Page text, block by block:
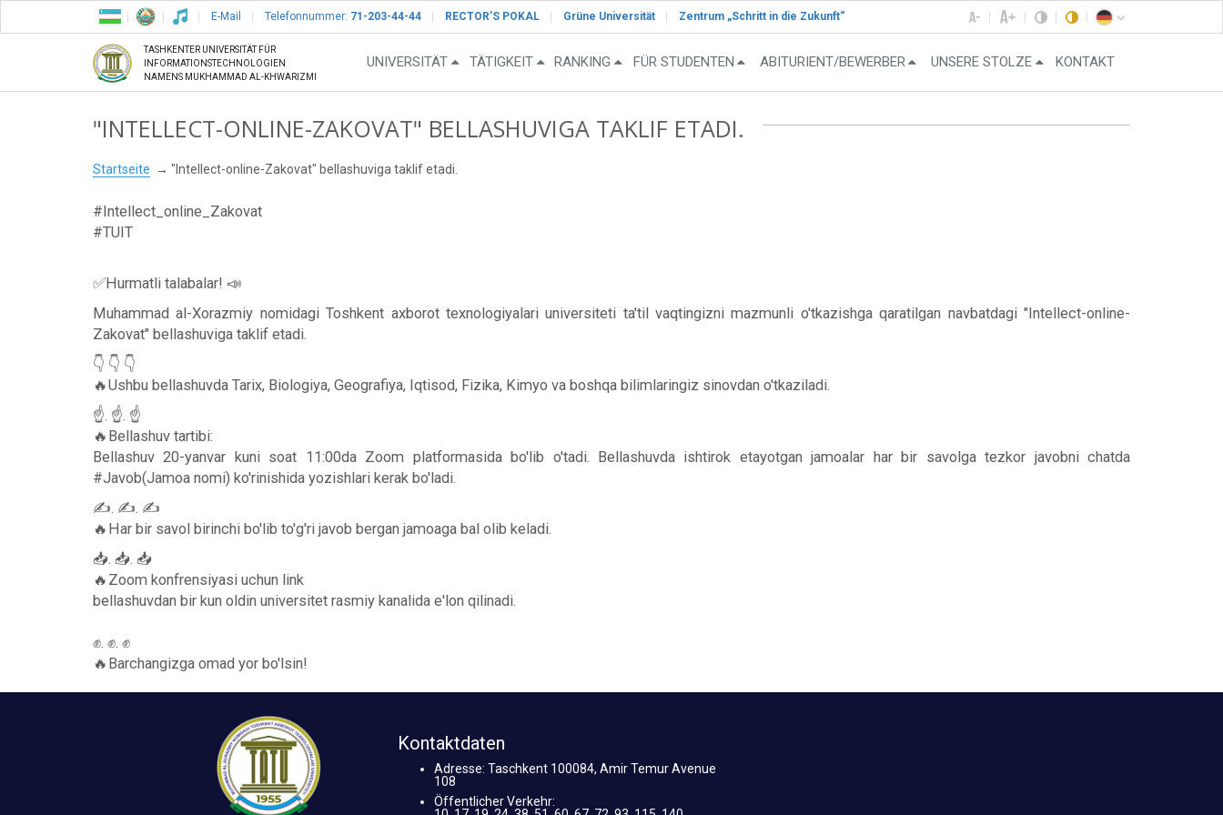
E-Mail Telefonnummer: 71-203-44-44 RECTOR’S POKAL Grüne Universität Zentrum „Schritt in die Zukunft“
TASHKENTER UNIVERSITÄT FÜR
INFORMATIONSTECHNOLOGIEN
NAMENS MUKHAMMAD AL-KHWARIZMI
UNIVERSITÄT TÄTIGKEIT RANKING FÜR STUDENTEN ABITURIENT/BEWERBER UNSERE STOLZE KONTAKT
"INTELLECT-ONLINE-ZAKOVAT" BELLASHUVIGA TAKLIF ETADI.
Startseite "Intellect-online-Zakovat" bellashuviga taklif etadi.
#Intellect_online_Zakovat
#TUIT
✅Hurmatli talabalar! 📣
Muhammad al-Xorazmiy nomidagi Toshkent axborot texnologiyalari universiteti ta'til vaqtingizni mazmunli o'tkazishga qaratilgan navbatdagi "Intellect-online-
Zakovat" bellashuviga taklif etadi.
👇 👇 👇
🔥Ushbu bellashuvda Tarix, Biologiya, Geografiya, Iqtisod, Fizika, Kimyo va boshqa bilimlaringiz sinovdan o'tkaziladi.
☝️. ☝️. ☝️
🔥Bellashuv tartibi:
Bellashuv 20-yanvar kuni soat 11:00da Zoom platformasida bo'lib o'tadi. Bellashuvda ishtirok etayotgan jamoalar har bir savolga tezkor javobni chatda
#Javob(Jamoa nomi) ko'rinishida yozishlari kerak bo'ladi.
✍️. ✍️. ✍️
🔥Har bir savol birinchi bo'lib to'g'ri javob bergan jamoaga bal olib keladi.
📥. 📥. 📥
🔥Zoom konfrensiyasi uchun link
bellashuvdan bir kun oldin universitet rasmiy kanalida e'lon qilinadi.
✊. ✊. ✊
🔥Barchangizga omad yor bo'lsin!
Kontaktdaten
Adresse: Taschkent 100084, Amir Temur Avenue
108
Öffentlicher Verkehr: